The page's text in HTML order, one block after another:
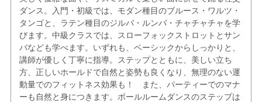
ダンス。入門・初級では、モダン種目のブルース・ワルツ・
タンゴと、ラテン種目のジルバ・ルンバ・チャチャチャを学
びます。中級クラスでは、スローフォックストロットとサン
バなども学べます。いずれも、ベーシックからしっかりと、
講師が優しく丁寧に指導。ステップとともに、美しい立ち
方、正しいホールドで自然と姿勢も良くなり、無理のない運
動量でのフィットネス効果も！ また、パーティーでのマナ
ーも自然と身につきます。ボールルームダンスのステップは